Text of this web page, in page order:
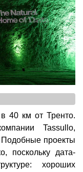
40 км от Тренто.
Tassullo,
проекты
поскольку дата-
хороших